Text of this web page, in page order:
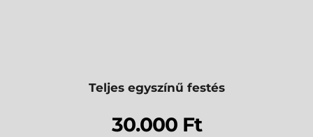
Teljes egyszínű festés
30.000 Ft